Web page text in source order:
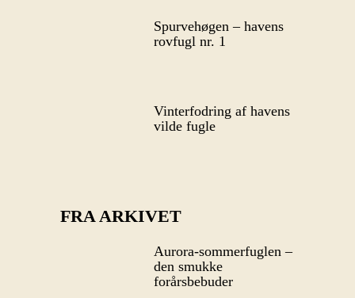
Spurvehøgen – havens
rovfugl nr. 1
Vinterfodring af havens
vilde fugle
FRA ARKIVET
Aurora-sommerfuglen –
den smukke
forårsbebuder